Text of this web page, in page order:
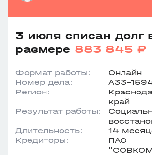
3 июля списан долг
размере 883 845 ₽
Формат работы:
Онлайн
Номер дела:
А33-
Регион:
край
Результат работы:
Длительность:
14
Кредиторы:
ПАО